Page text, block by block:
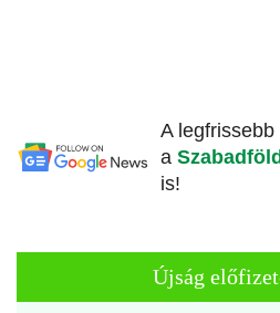
A
a Szabadföld
is!
Újság